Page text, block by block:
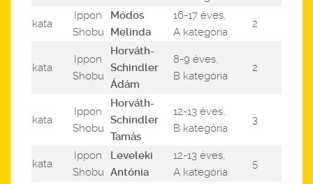
kata
Ippon
Shobu
Módos
Melinda
16-17 éves,
A kategória
2
kata
Ippon
Shobu
Horváth-
Schindler
Ádám
8-9 éves,
B kategória
2
kata
Ippon
Shobu
Horváth-
Schindler
Tamás
12-13 éves,
B kategória
3
kata
Ippon
Shobu
Leveleki
Antónia
12-13 éves,
A kategória
5